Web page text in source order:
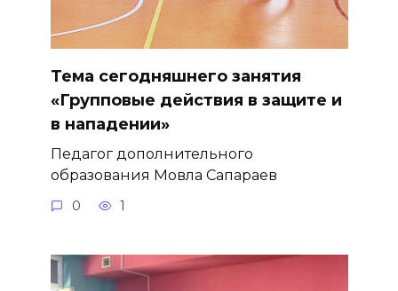
Тема сегодняшнего занятия
«Групповые действия в защите и
в нападении»
Педагог дополнительного
образования Мовла Сапараев
0 1